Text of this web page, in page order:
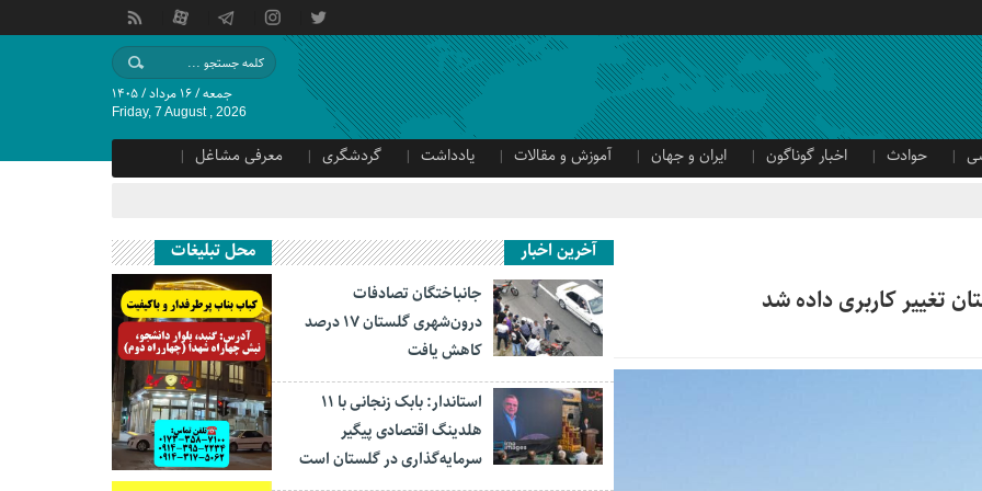
جمعه / ۱۶ مرداد / ۱۴۰۵
Friday, 7 August , 2026
حوادث اخبار گوناگون ایران و جهان آموزش و مقالات یادداشت گردشگری
معرفی مشاغل
آخرین اخبار
جانباختگان تصادفات
درون‌شهری گلستان ۱۷ درصد
کاهش یافت
استاندار: بابک زنجانی با ۱۱
هلدینگ اقتصادی پیگیر
سرمایه‌گذاری در گلستان است
محل تبلیغات